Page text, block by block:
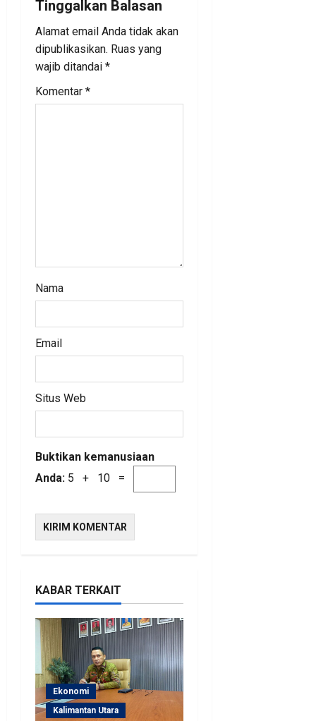
i
g
a
t
Tinggalkan Balasan
Alamat email Anda tidak akan
dipublikasikan. Ruas yang
wajib ditandai *
Komentar *
Nama
Email
Situs Web
Buktikan kemanusiaan
Anda: 5 + 10 =
KABAR TERKAIT
Ekonomi
Kalimantan Utara